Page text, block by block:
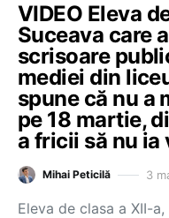
VIDEO Eleva
Suceava care
scrisoare
mediei din
spune că nu a
pe 18 martie,
a fricii să nu ia
Mihai Peticilă 3
Eleva de clasa a XII-